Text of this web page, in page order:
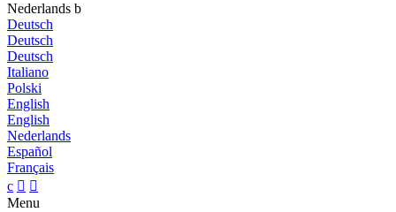
Nederlands b
Deutsch
Deutsch
Deutsch
Italiano
Polski
English
English
Nederlands
Español
Français
c  
Menu